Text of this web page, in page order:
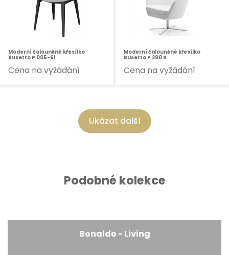
Moderní čalouněné křesílko
Busetto P 005-61
Cena na vyžádání
Moderní čalouněné křesílko
Busetto P 280 R
Cena na vyžádání
Ukázat další
Podobné kolekce
Bonaldo - Living